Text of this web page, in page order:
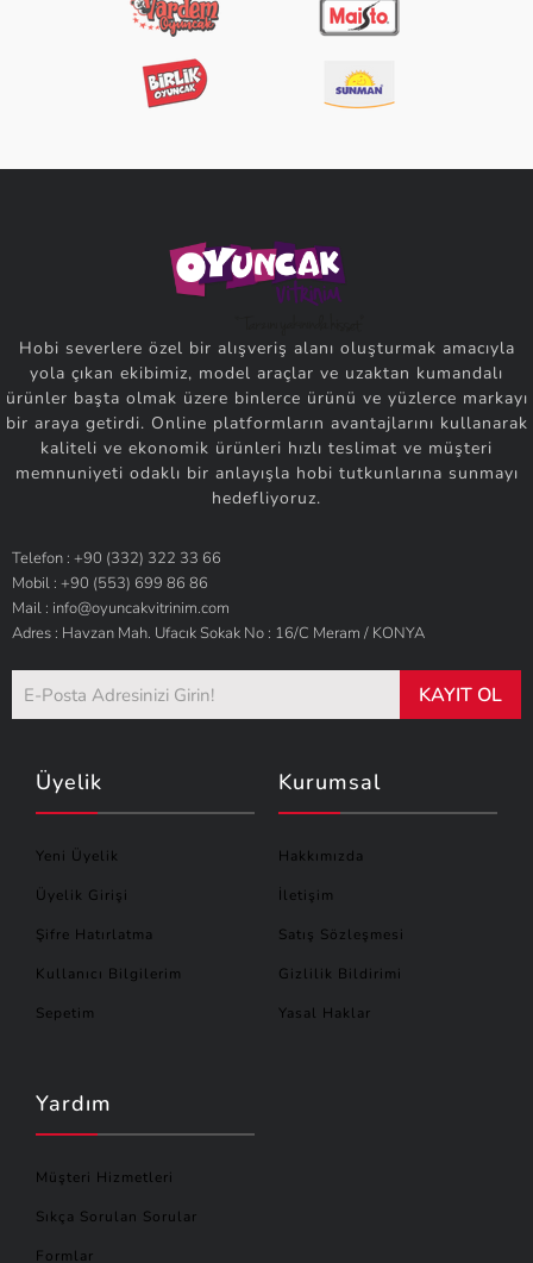
Hobi severlere özel bir alışveriş alanı oluşturmak amacıyla
yola çıkan ekibimiz, model araçlar ve uzaktan kumandalı
ürünler başta olmak üzere binlerce ürünü ve yüzlerce markayı
bir araya getirdi. Online platformların avantajlarını kullanarak
kaliteli ve ekonomik ürünleri hızlı teslimat ve müşteri
memnuniyeti odaklı bir anlayışla hobi tutkunlarına sunmayı
hedefliyoruz.
Telefon : +90 (332) 322 33 66
Mobil : +90 (553) 699 86 86
Mail : info@oyuncakvitrinim.com
Adres : Havzan Mah. Ufacık Sokak No : 16/C Meram / KONYA
KAYIT OL
Üyelik
Yeni Üyelik
Üyelik Girişi
Şifre Hatırlatma
Kullanıcı Bilgilerim
Sepetim
Kurumsal
Hakkımızda
İletişim
Satış Sözleşmesi
Gizlilik Bildirimi
Yasal Haklar
Yardım
Müşteri Hizmetleri
Sıkça Sorulan Sorular
Formlar